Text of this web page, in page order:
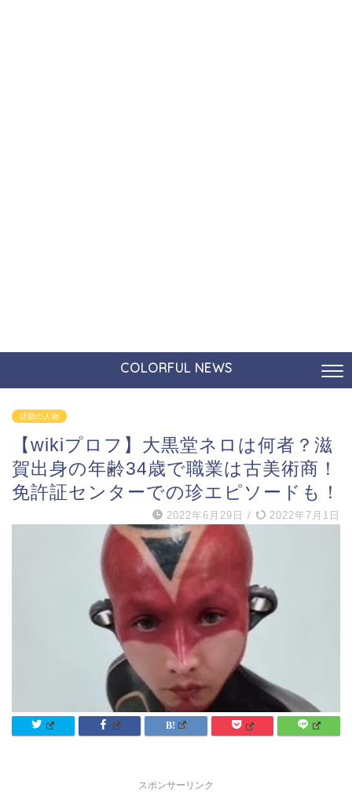
COLORFUL NEWS
話題の人物
【wikiプロフ】大黒堂ネロは何者？滋
賀出身の年齢34歳で職業は古美術商！
免許証センターでの珍エピソードも！
2022年6月29日 / 2022年7月1日
スポンサーリンク